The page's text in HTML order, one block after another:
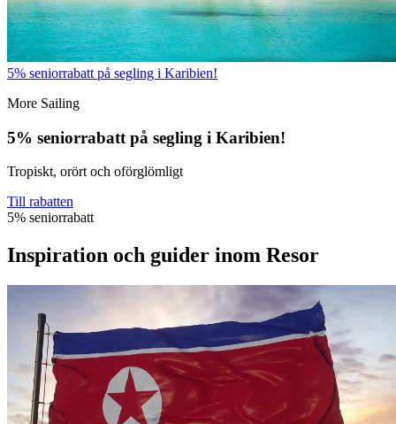
5% seniorrabatt på segling i Karibien!
More Sailing
5% seniorrabatt på segling i Karibien!
Tropiskt, orört och oförglömligt
Till rabatten
5% seniorrabatt
Inspiration och guider inom Resor